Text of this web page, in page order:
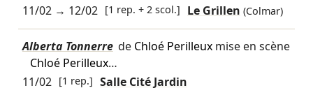
11/02→ 12/02 [1 rep. + 2 scol.] Le Grillen (Colmar)
Alberta Tonnerre de Chloé Perilleuxmise en scène
Chloé Perilleux…
11/02 [1 rep.] Salle Cité Jardin